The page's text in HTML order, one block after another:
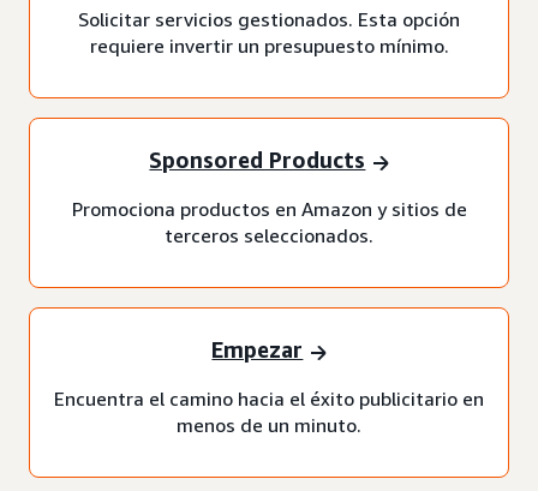
Solicitar servicios gestionados. Esta opción
requiere invertir un presupuesto mínimo.
Sponsored Products
Promociona productos en Amazon y sitios de
terceros seleccionados.
Empezar
Encuentra el camino hacia el éxito publicitario en
menos de un minuto.